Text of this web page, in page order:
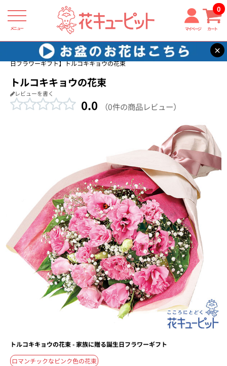
メニュー マイページ カート
0
×
花キューピット 家族に贈る誕生日フラワーギフト
【家族に贈る誕生
日フラワーギフト】トルコキキョウの花束
トルコキキョウの花束
レビューを書く
0.0 （0件の商品レビュー）
トルコキキョウの花束 - 家族に贈る誕生日フラワーギフト
ロマンチックなピンク色の花束